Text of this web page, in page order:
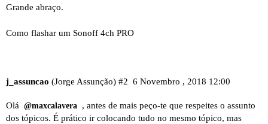
Grande abraço.
Como flashar um Sonoff 4ch PRO
j_assuncao (Jorge Assunção) 6 Novembro , 2018 12:00
#2
Olá @maxcalavera , antes de mais peço-te que respeites o assunto
dos tópicos. É prático ir colocando tudo no mesmo tópico, mas